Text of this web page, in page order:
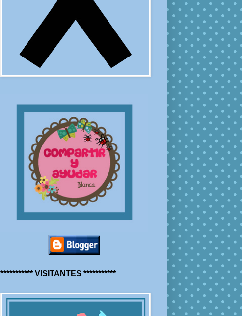
*********** VISITANTES ***********